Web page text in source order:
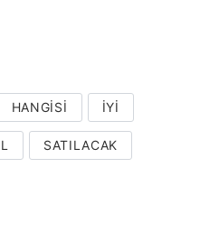
HANGISI IYI
SATILACAK